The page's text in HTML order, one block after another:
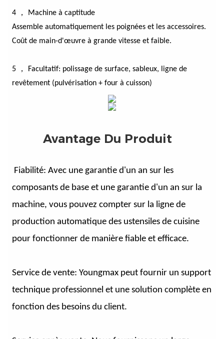
4 ， Machine à captitude
Assemble automatiquement les poignées et les accessoires.
Coût de main-d'œuvre à grande vitesse et faible.
5 ， Facultatif: polissage de surface, sableux, ligne de
revêtement (pulvérisation + four à cuisson)
Avantage Du Produit
Fiabilité: Avec une garantie d'un an sur les
composants de base et une garantie d'un an sur la
machine, vous pouvez compter sur la ligne de
production automatique des ustensiles de cuisine
pour fonctionner de manière fiable et efficace.
Service de vente: Youngmax peut fournir un support
technique professionnel et une solution complète en
fonction des besoins du client.